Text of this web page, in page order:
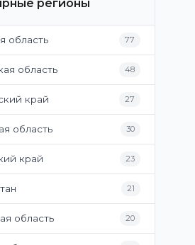
регионы
область 77
область 48
край 27
область 30
край 23
21
область 20